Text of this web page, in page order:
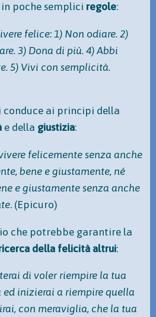
poche semplici regole:
felice: 1) Non odiare. 2)
3) Dona di più. 4) Abbi
5) Vivi con semplicità.
conduce ai principi della
e della giustizia:
felicemente senza anche
bene e giustamente, né
e giustamente senza anche
. (Epicuro)
che potrebbe garantire la
della felicità altrui:
di voler riempire la tua
inizierai a riempire quella
con meraviglia, che la tua